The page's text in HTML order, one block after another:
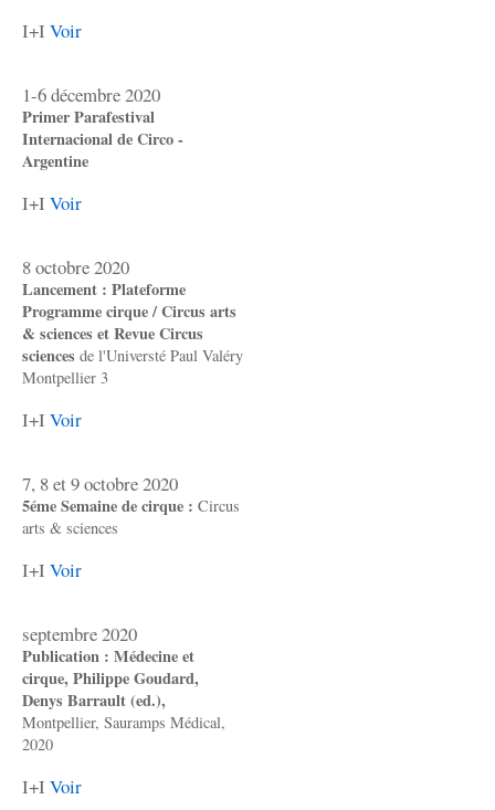
I+I Voir
1-6 décembre 2020
Primer Parafestival
Internacional de Circo -
Argentine
I+I Voir
8 octobre 2020
Lancement : Plateforme
Programme cirque / Circus arts
& sciences et Revue Circus
sciences de l'Universté Paul Valéry
Montpellier 3
I+I Voir
7, 8 et 9 octobre 2020
5éme Semaine de cirque : Circus
arts & sciences
I+I Voir
septembre 2020
Publication : Médecine et
cirque, Philippe Goudard,
Denys Barrault (ed.),
Montpellier, Sauramps Médical,
2020
I+I Voir